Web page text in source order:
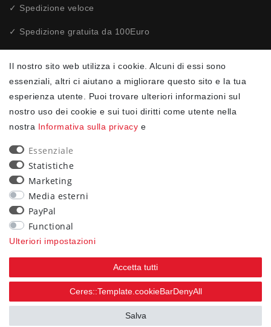
✓ Spedizione veloce
✓ Spedizione gratuita da 100Euro
✓ Protezione dei dati
Il nostro sito web utilizza i cookie. Alcuni di essi sono
essenziali, altri ci aiutano a migliorare questo sito e la tua
esperienza utente. Puoi trovare ulteriori informazioni sul
nostro uso dei cookie e sui tuoi diritti come utente nella
nostra Informativa sulla privacy e
Essenziale
Statistiche
Marketing
Media esterni
PayPal
Functional
Ulteriori impostazioni
Accetta tutti
Ceres::Template.cookieBarDenyAll
Salva
NEWSLETTER
Confermo di aver letto la
.Ceres::Template.newsletterIsRequiredFootnote
90
trees were planted